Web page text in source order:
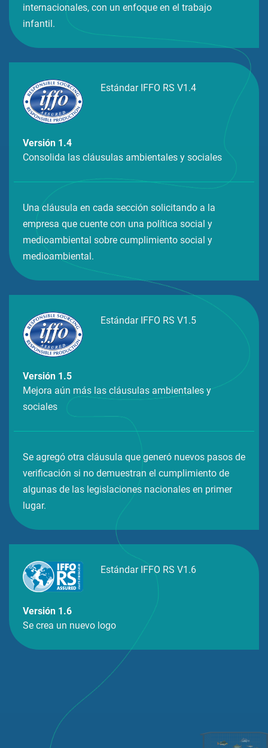
internacionales, con un enfoque en el trabajo
infantil.
Estándar IFFO RS V1.4
Versión 1.4
Consolida las cláusulas ambientales y sociales
Una cláusula en cada sección solicitando a la
empresa que cuente con una política social y
medioambiental sobre cumplimiento social y
medioambiental.
Estándar IFFO RS V1.5
Versión 1.5
Mejora aún más las cláusulas ambientales y
sociales
Se agregó otra cláusula que generó nuevos pasos de
verificación si no demuestran el cumplimiento de
algunas de las legislaciones nacionales en primer
lugar.
Estándar IFFO RS V1.6
Versión 1.6
Se crea un nuevo logo